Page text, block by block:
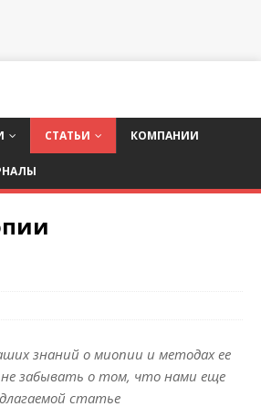
СТАТЬИ КОМПАНИИ
знаний о миопии и методах ее
забывать о том, что нами еще
статье